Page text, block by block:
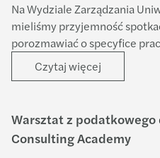
Na Wydziale Zarządzania
mieliśmy przyjemność
porozmawiać o specyfice
finansowego. Swoim
podzieliły się Małgorzata Pek
Czytaj więcej
Warsztat z
Consulting Academy